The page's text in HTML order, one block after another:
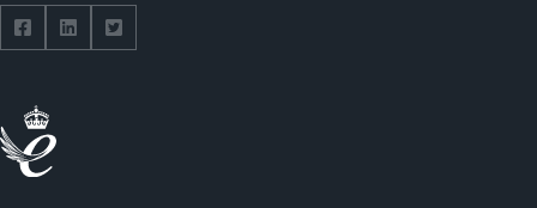
Follow us on Facebook
Follow us on Facebook
Follow us on Facebook